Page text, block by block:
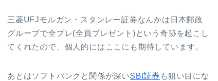
三菱UFJモルガン・スタンレー証券なんかは日本郵政
グループで全プレ(全員プレゼント)という奇跡を起こし
てくれたので、個人的にはここにも期待しています。
あとはソフトバンクと関係が深いSBI証券 も狙い目にな